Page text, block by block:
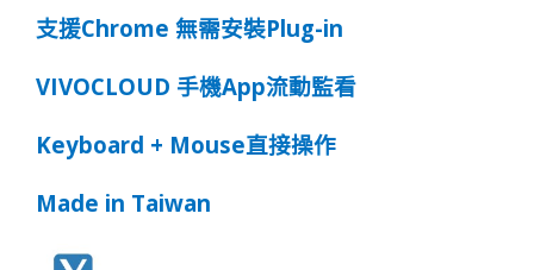
支援Chrome 無需安裝Plug-in
VIVOCLOUD 手機App流動監看
Keyboard + Mouse直接操作
Made in Taiwan